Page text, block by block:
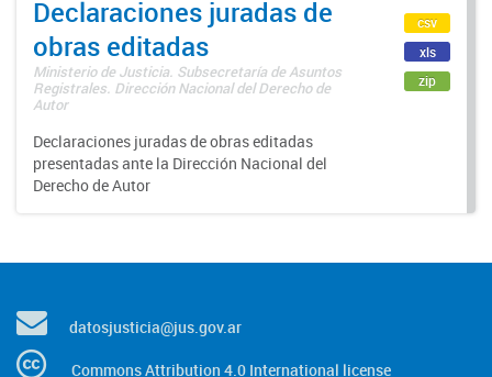
Declaraciones juradas de
obras editadas
Ministerio de Justicia. Subsecretaría de Asuntos
Registrales. Dirección Nacional del Derecho de
Autor
Declaraciones juradas de obras editadas
presentadas ante la Dirección Nacional del
Derecho de Autor
csv
xls
zip
datosjusticia@jus.gov.ar
Commons Attribution 4.0 International license